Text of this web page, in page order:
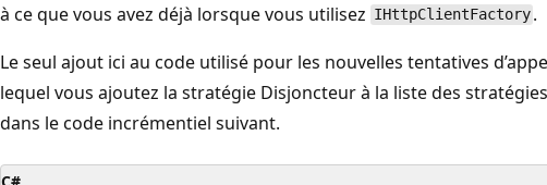
à ce que vous avez déjà lorsque vous utilisez IHttpClientFactory .
Le seul ajout ici au code utilisé pour les nouvelles tentatives
lequel vous ajoutez la stratégie Disjoncteur à la liste des
dans le code incrémentiel suivant.
C#